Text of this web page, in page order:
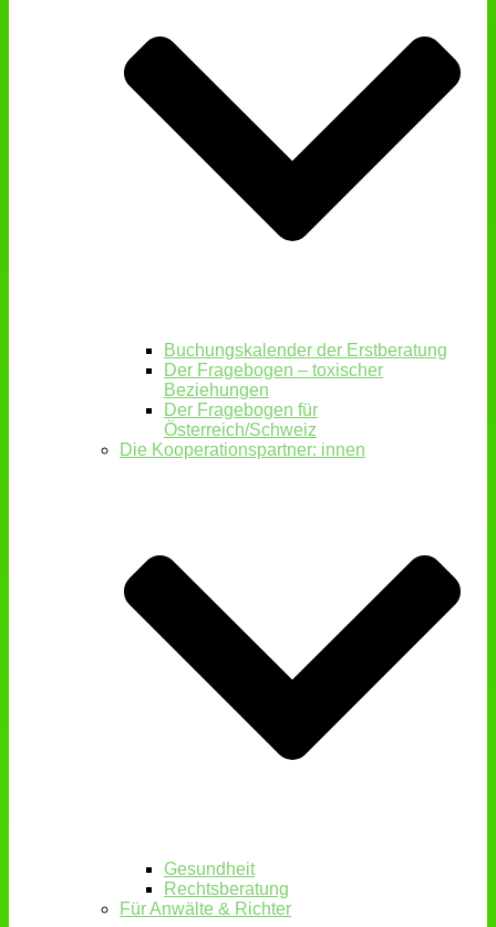
Buchungskalender der Erstberatung
Der Fragebogen – toxischer
Beziehungen
Der Fragebogen für
Österreich/Schweiz
Die Kooperationspartner: innen
Gesundheit
Rechtsberatung
Für Anwälte & Richter